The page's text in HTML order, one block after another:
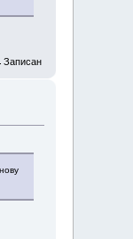
Записан